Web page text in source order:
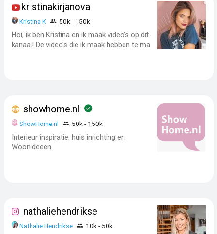
kristinakirjanova
Kristina K 50k - 150k
Hoi, ik ben Kristina en ik maak video's op dit
kanaal! De video's die ik maak hebben te ma
showhome.nl
ShowHome.nl 50k - 150k
Interieur inspiratie, huis inrichting en
Woonideeën
nathaliehendrikse
Nathalie Hendrikse 10k - 50k